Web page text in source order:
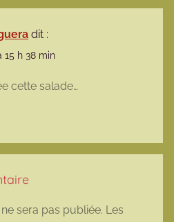
dit :
15 h 38 min
cette salade…
sera pas publiée. Les